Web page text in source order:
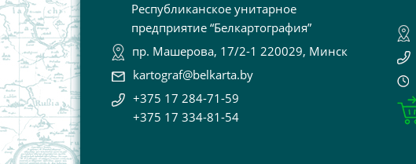
Республиканское унитарное
предприятие “Белкартография”
пр. Машерова, 17/2-1 220029, Минск
kartograf@belkarta.by
+375 17 284-71-59
+375 17 334-81-54